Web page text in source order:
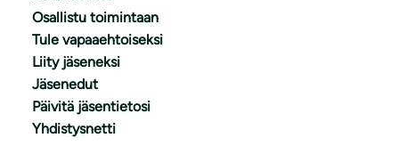
Osallistu toimintaan
Tule vapaaehtoiseksi
Liity jäseneksi
Jäsenedut
Päivitä jäsentietosi
Yhdistysnetti